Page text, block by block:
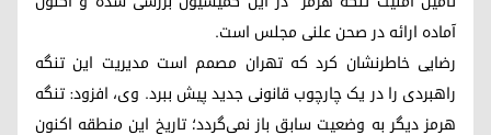
آماده ارائه در صحن علنی مجلس است.
رضایی خاطرنشان کرد که تهران مصمم است مدیریت این تنگه
راهبردی را در یک چارچوب قانونی جدید پیش ببرد. وی، افزود: تنگه
هرمز دیگر به وضعیت سابق باز نمی‌گردد؛ تاریخ این منطقه اکنون